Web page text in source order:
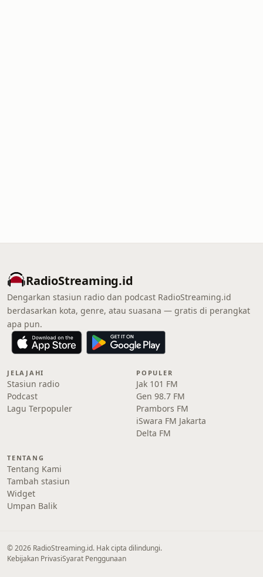
RadioStreaming.id
Dengarkan stasiun radio dan podcast RadioStreaming.id
berdasarkan kota, genre, atau suasana — gratis di perangkat
apa pun.
JELAJAHI
Stasiun radio
Podcast
Lagu Terpopuler
POPULER
Jak 101 FM
Gen 98.7 FM
Prambors FM
iSwara FM Jakarta
Delta FM
TENTANG
Tentang Kami
Tambah stasiun
Widget
Umpan Balik
© 2026 RadioStreaming.id. Hak cipta dilindungi.
Kebijakan PrivasiSyarat Penggunaan